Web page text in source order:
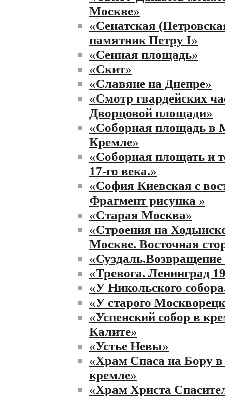
Москве»
«Сенатская
памятник Петру I»
«Сенная площадь»
«Скит»
«Славяне на Днепре»
«Смотр гвардейских
Дворцовой площади»
«Соборная площадь в
Кремле»
«Соборная площать и
17-го века.»
«София Киевская с
Фрагмент рисунка »
«Старая Москва»
«Строения на
Москве. Восточная
«Суздаль.Возвращение
«Тревога. Ленинград
«У Никольского
«У старого
«Успенский собор в
Калите»
«Устье Невы»
«Храм Спаса на Бору
кремле»
«Храм Христа